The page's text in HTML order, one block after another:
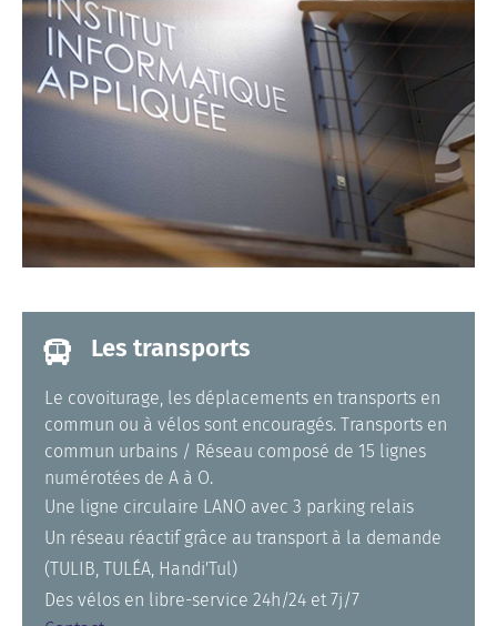
Les transports
Le covoiturage, les déplacements en transports en
commun ou à vélos sont encouragés. Transports en
commun urbains / Réseau composé de 15 lignes
numérotées de A à O.
Une ligne circulaire LANO avec 3 parking relais
Un réseau réactif grâce au transport à la demande
(TULIB, TULÉA, Handi'Tul)
Des vélos en libre-service 24h/24 et 7j/7